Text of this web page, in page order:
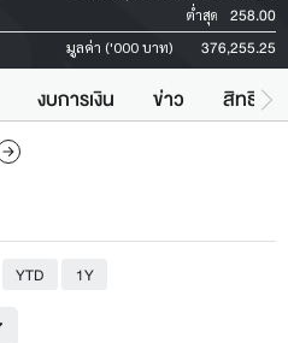
ต่ำสุด 258.00
มูลค่า ('000 บาท) 376,255.25
งบการเงิน ข่าว สิทธิปร
YTD
1Y